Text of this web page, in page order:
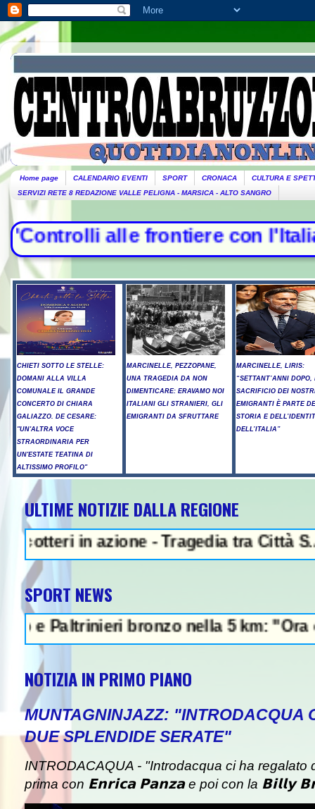
Home page CALENDARIO EVENTI SPORT CRONACA
CULTURA E
SERVIZI RETE 8 REDAZIONE VALLE PELIGNA - MARSICA - ALTO SANGRO
frontiere con l'Italia", la
CHIETI SOTTO LE STELLE:
DOMANI ALLA VILLA
COMUNALE IL GRANDE
CONCERTO DI CHIARA
GALIAZZO. DE CESARE:
"UN'ALTRA VOCE
STRAORDINARIA PER
UN'ESTATE TEATINA DI
ALTISSIMO PROFILO"
MARCINELLE, PEZZOPANE,
UNA TRAGEDIA DA NON
DIMENTICARE: ERAVAMO NOI
ITALIANI GLI STRANIERI, GLI
EMIGRANTI DA SFRUTTARE
MARCINELLE, LIRIS:
“SETTANT’ANNI DOPO,
SACRIFICIO DEI
EMIGRANTI È PARTE
STORIA E
DELL’ITALIA”
ULTIME NOTIZIE DALLA REGIONE
azione - Tragedia tra Città
SPORT NEWS
bronzo nella 5 km: "Ora ci
NOTIZIA IN PRIMO PIANO
MUNTAGNINJAZZ: "INTRODACQUA
DUE SPLENDIDE SERATE"
INTRODACAQUA - "Introdacqua ci ha regalato
prima con 𝗘𝗻𝗿𝗶𝗰𝗮 𝗣𝗮𝗻𝘇𝗮 e poi con la 𝗕𝗶𝗹𝗹𝘆
NEWS IN